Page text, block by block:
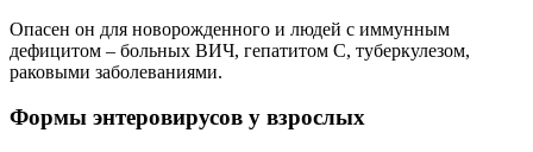
Опасен он для новорожденного и людей с иммунным
дефицитом – больных ВИЧ, гепатитом С, туберкулезом,
раковыми заболеваниями.
Формы энтеровирусов у взрослых